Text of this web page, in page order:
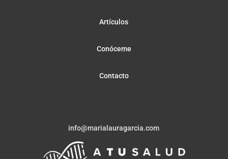
Artículos
Conóceme
Contacto
info@marialauragarcia.com